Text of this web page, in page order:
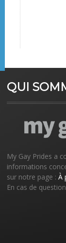
QUI
My Gay Prides a
informations
sur notre page : À
En cas de